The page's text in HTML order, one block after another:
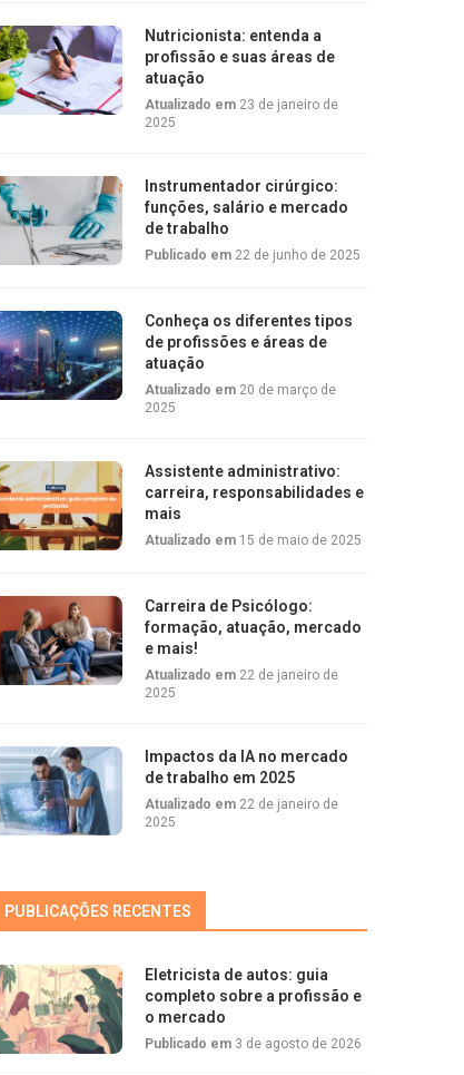
Nutricionista: entenda a
profissão e suas áreas de
atuação
Atualizado em 23 de janeiro de
2025
Instrumentador cirúrgico:
funções, salário e mercado
de trabalho
Publicado em 22 de junho de 2025
Conheça os diferentes tipos
de profissões e áreas de
atuação
Atualizado em 20 de março de
2025
Assistente administrativo:
carreira, responsabilidades e
mais
Atualizado em 15 de maio de 2025
Carreira de Psicólogo:
formação, atuação, mercado
e mais!
Atualizado em 22 de janeiro de
2025
Impactos da IA no mercado
de trabalho em 2025
Atualizado em 22 de janeiro de
2025
PUBLICAÇÕES RECENTES
Eletricista de autos: guia
completo sobre a profissão e
o mercado
Publicado em 3 de agosto de 2026